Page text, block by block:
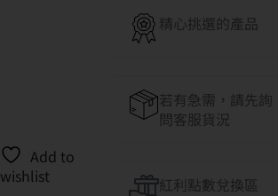
Add to
wishlist
精心挑選的產品
若有急需，請先詢
問客服貨況
紅利點數兌換區